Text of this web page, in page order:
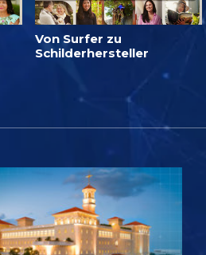
Von Surfer zu
Schilderhersteller